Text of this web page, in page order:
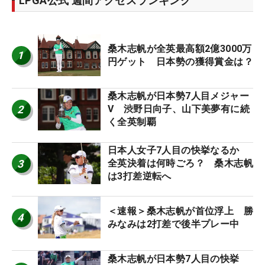
1
桑木志帆が全英最高額2億3000万
円ゲット 日本勢の獲得賞金は？
2
桑木志帆が日本勢7人目メジャー
V 渋野日向子、山下美夢有に続
く全英制覇
3
日本人女子7人目の快挙なるか
全英決着は何時ごろ？ 桑木志帆
は3打差逆転へ
4
＜速報＞桑木志帆が首位浮上 勝
みなみは2打差で後半プレー中
桑木志帆が日本勢7人目の快挙